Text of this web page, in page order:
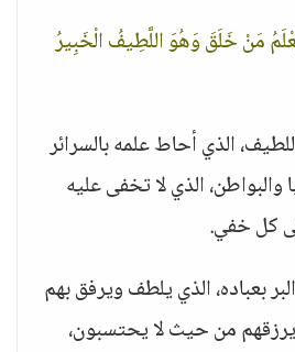
مَنْ خَلَقَ وَهُوَ اللَّطِيفُ الْخَبِيرُ
الذي أحاط علمه بالسرائر
والبواطن، الذي لا تخفى عليه
كل خفي.
بعباده، الذي يلطف ويرفق بهم
من حيث لا يحتسبون،